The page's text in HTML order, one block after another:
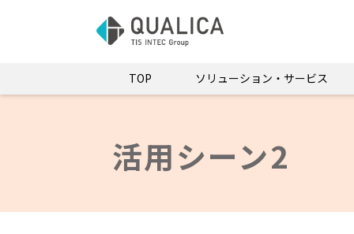
TOP ソリューション・サービス
活用シーン2